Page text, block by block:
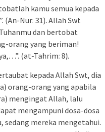
kamu semua kepada
(An-Nur: 31). Allah Swt
dan bertobat
orang yang beriman!
(at-Tahrim: 8).
kepada Allah Swt, dia
orang-orang yang apabila
mengingat Allah, lalu
mengampuni dosa-dosa
sedang mereka mengetahui.